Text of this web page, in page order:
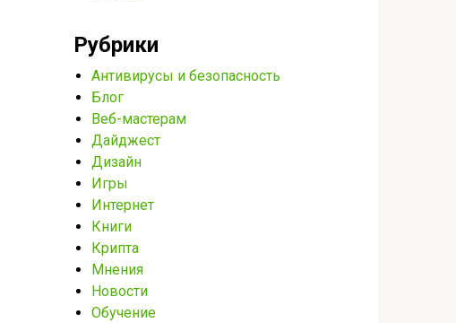
Рубрики
Антивирусы и безопасность
Блог
Веб-мастерам
Дайджест
Дизайн
Игры
Интернет
Книги
Крипта
Мнения
Новости
Обучение